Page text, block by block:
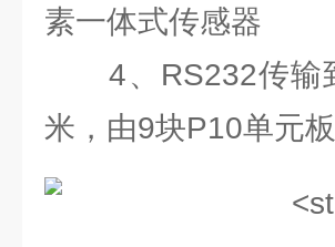
素一体式传感器
4、RS232传输
米，由9块P10单元